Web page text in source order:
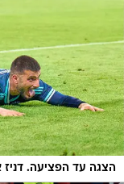
הצגה עד הפציעה. דניז